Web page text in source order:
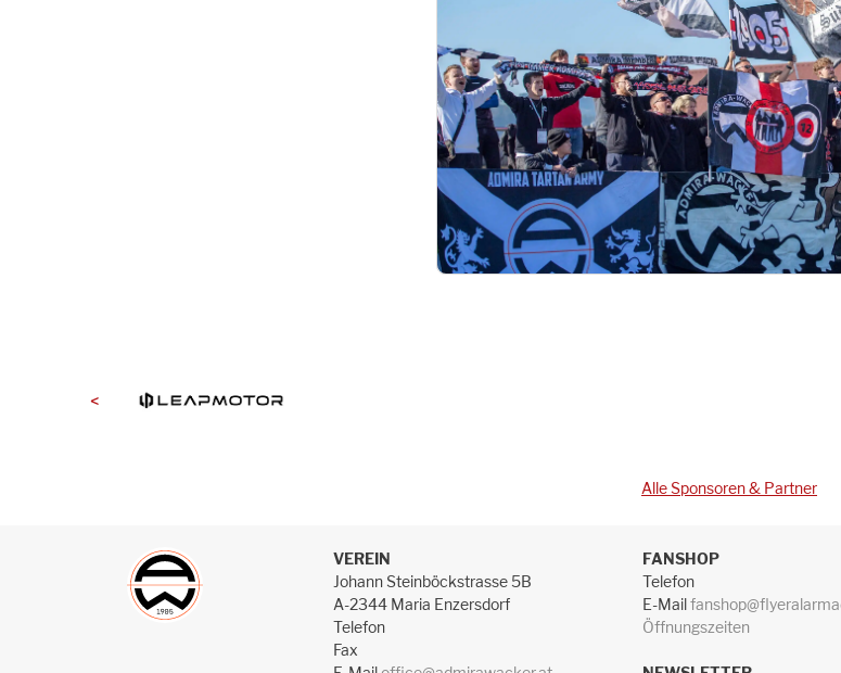
<
Alle Sponsoren & Partner
VEREIN
Johann Steinböckstrasse 5B
A-2344 Maria Enzersdorf
Telefon
Fax
FANSHOP
Telefon
E-Mail
Öffnungszeiten